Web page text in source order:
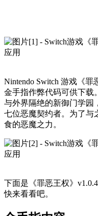
Nintendo Switch 游戏《罪
金手指作弊代码可供下载
与外界隔绝的新御门学园
七位恶魔契约者。为了与
食的恶魔之力。
下面是《罪恶王权》
快来看看吧。